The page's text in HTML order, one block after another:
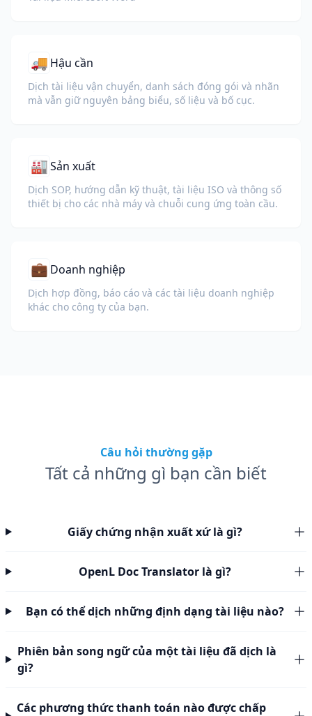
🚚 Hậu cần
Dịch tài liệu vận chuyển, danh sách đóng gói và nhãn
mà vẫn giữ nguyên bảng biểu, số liệu và bố cục.
🏭Sản xuất
Dịch SOP, hướng dẫn kỹ thuật, tài liệu ISO và thông số
thiết bị cho các nhà máy và chuỗi cung ứng toàn cầu.
💼 Doanh nghiệp
Dịch hợp đồng, báo cáo và các tài liệu doanh nghiệp
khác cho công ty của bạn.
Câu hỏi thường gặp
Tất cả những gì bạn cần biết
Giấy chứng nhận xuất xứ là gì?
OpenL Doc Translator là gì?
Bạn có thể dịch những định dạng tài liệu nào?
Phiên bản song ngữ của một tài liệu đã dịch là
gì?
Các phương thức thanh toán nào được chấp